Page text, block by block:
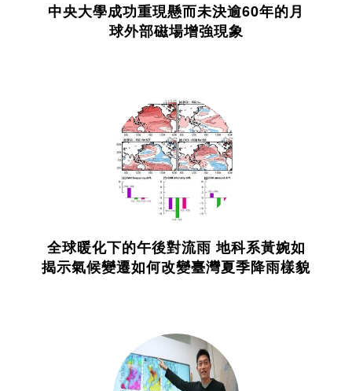
中央大學成功重現懸而未決逾60年的月
球外部磁場增強現象
全球暖化下的午後對流雨 地科系黃婉如
揭示氣候變遷如何改變臺灣夏季降雨樣貌